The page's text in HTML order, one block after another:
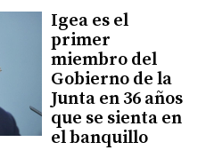
Igea es el
primer
miembro del
Gobierno de la
Junta en 36 años
que se sienta en
el banquillo